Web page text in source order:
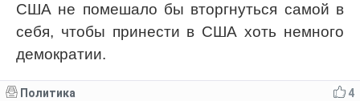
США не помешало бы вторгнуться самой в
себя, чтобы принести в США хоть немного
демократии.
4
Политика